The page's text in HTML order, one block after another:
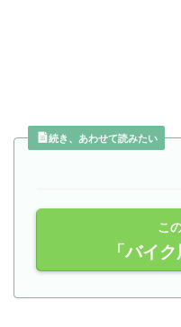
続き、あわせて読みたい
こ
「バイ